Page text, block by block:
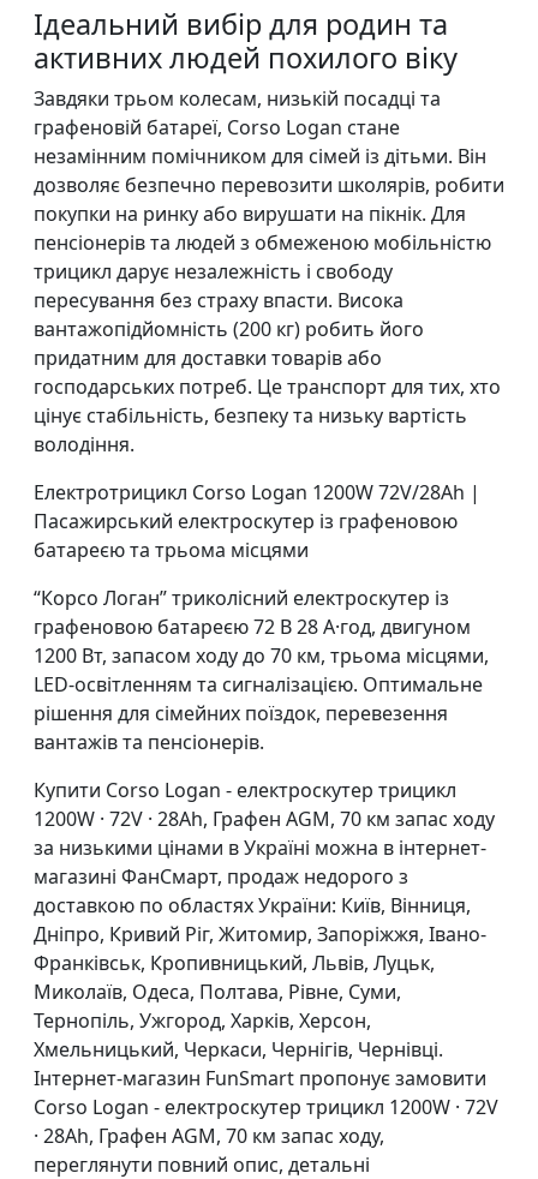
Ідеальний вибір для родин та
активних людей похилого віку
Завдяки трьом колесам, низькій посадці та
графеновій батареї, Corso Logan стане
незамінним помічником для сімей із дітьми. Він
дозволяє безпечно перевозити школярів, робити
покупки на ринку або вирушати на пікнік. Для
пенсіонерів та людей з обмеженою мобільністю
трицикл дарує незалежність і свободу
пересування без страху впасти. Висока
вантажопідйомність (200 кг) робить його
придатним для доставки товарів або
господарських потреб. Це транспорт для тих, хто
цінує стабільність, безпеку та низьку вартість
володіння.
Електротрицикл Corso Logan 1200W 72V/28Ah |
Пасажирський електроскутер із графеновою
батареєю та трьома місцями
“Корсо Логан” триколісний електроскутер із
графеновою батареєю 72 В 28 А·год, двигуном
1200 Вт, запасом ходу до 70 км, трьома місцями,
LED-освітленням та сигналізацією. Оптимальне
рішення для сімейних поїздок, перевезення
вантажів та пенсіонерів.
Купити Corso Logan - електроскутер трицикл
1200W · 72V · 28Ah, Графен AGM, 70 км запас ходу
за низькими цінами в Україні можна в інтернет-
магазині ФанСмарт, продаж недорого з
доставкою по областях України: Київ, Вінниця,
Дніпро, Кривий Ріг, Житомир, Запоріжжя, Івано-
Франківськ, Кропивницький, Львів, Луцьк,
Миколаїв, Одеса, Полтава, Рівне, Суми,
Тернопіль, Ужгород, Харків, Херсон,
Хмельницький, Черкаси, Чернігів, Чернівці.
Інтернет-магазин FunSmart пропонує замовити
Corso Logan - електроскутер трицикл 1200W · 72V
· 28Ah, Графен AGM, 70 км запас ходу,
переглянути повний опис, детальні